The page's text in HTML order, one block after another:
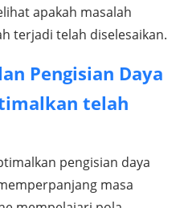
apakah masalah
terjadi telah diselesaikan.
Pengisian Daya
telah
pengisian daya
masa